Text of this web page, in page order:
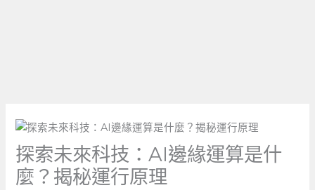
探索未來科技：AI邊緣運算是什
麼？揭秘運行原理